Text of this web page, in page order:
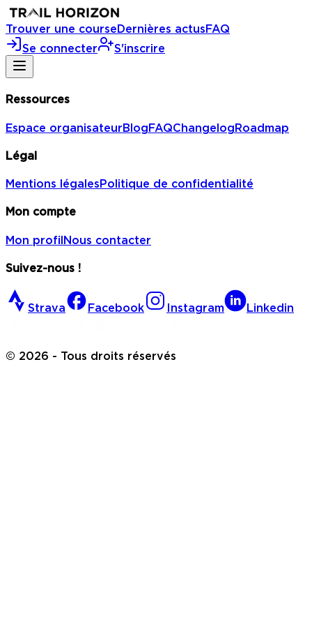
Trouver une courseDernières actusFAQ
Se connecter
S'inscrire
Ressources
Espace organisateurBlogFAQChangelogRoadmap
Légal
Mentions légalesPolitique de confidentialité
Mon compte
Mon profilNous contacter
Suivez-nous !
Strava Facebook Instagram Linkedin
© 2026 - Tous droits réservés